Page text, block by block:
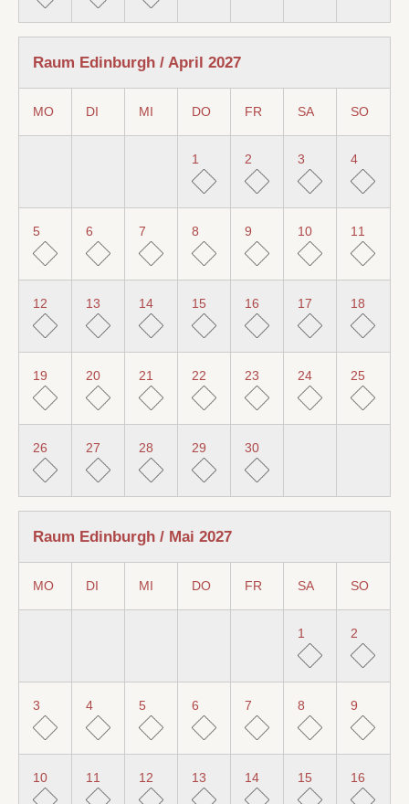
Raum Edinburgh / April 2027
MO DI MI DO FR SA SO
1 2 3 4
5 6 7 8 9 10 11
12 13 14 15 16 17 18
19 20 21 22 23 24 25
26 27 28 29 30
Raum Edinburgh / Mai 2027
MO DI MI DO FR SA SO
1 2
3 4 5 6 7 8 9
10 11 12 13 14 15 16